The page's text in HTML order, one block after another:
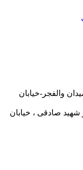
والفجر-خیابان
شهید صادقی ، خیابان